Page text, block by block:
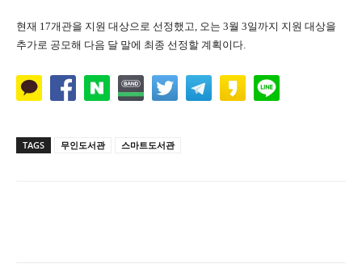
현재 17개관을 지원 대상으로 선정했고, 오는 3월 3일까지 지원 대상을
추가로 공모해 다음 달 말에 최종 선정할 계획이다.
TAGS 무인도서관 스마트도서관